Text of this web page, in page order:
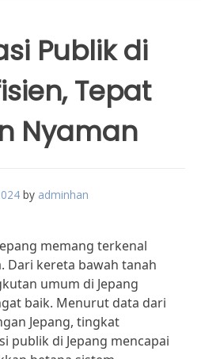
Publik di
Tepat
Nyaman
by adminhan
memang terkenal
Dari kereta bawah tanah
umum di Jepang
baik. Menurut data dari
Jepang, tingkat
publik di Jepang mencapai